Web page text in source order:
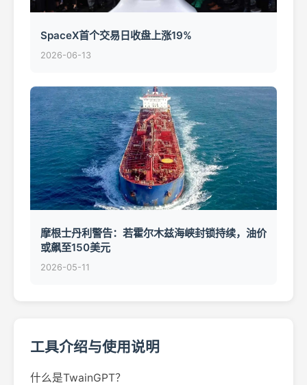
SpaceX首个交易日收盘上涨19%
2026-06-13
摩根士丹利警告：若霍尔木兹海峡封锁持续，油价
或飙至150美元
2026-05-11
工具介绍与使用说明
什么是TwainGPT？